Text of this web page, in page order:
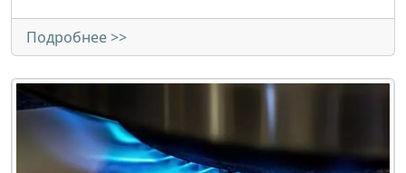
Подробнее >>